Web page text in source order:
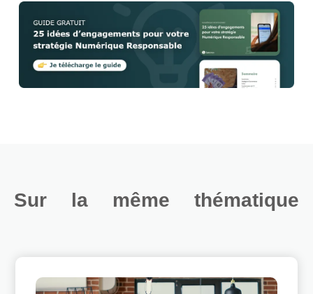
Sur la même thématique